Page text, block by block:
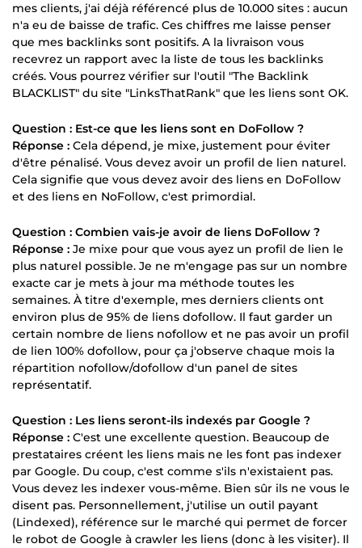
mes clients, j'ai déjà référencé plus de 10.000 sites : aucun
n'a eu de baisse de trafic. Ces chiffres me laisse penser
que mes backlinks sont positifs. A la livraison vous
recevrez un rapport avec la liste de tous les backlinks
créés. Vous pourrez vérifier sur l'outil "The Backlink
BLACKLIST" du site "LinksThatRank" que les liens sont OK.
Question : Est-ce que les liens sont en DoFollow ?
Réponse : Cela dépend, je mixe, justement pour éviter
d'être pénalisé. Vous devez avoir un profil de lien naturel.
Cela signifie que vous devez avoir des liens en DoFollow
et des liens en NoFollow, c'est primordial.
Question : Combien vais-je avoir de liens DoFollow ?
Réponse : Je mixe pour que vous ayez un profil de lien le
plus naturel possible. Je ne m'engage pas sur un nombre
exacte car je mets à jour ma méthode toutes les
semaines. À titre d'exemple, mes derniers clients ont
environ plus de 95% de liens dofollow. Il faut garder un
certain nombre de liens nofollow et ne pas avoir un profil
de lien 100% dofollow, pour ça j'observe chaque mois la
répartition nofollow/dofollow d'un panel de sites
représentatif.
Question : Les liens seront-ils indexés par Google ?
Réponse : C'est une excellente question. Beaucoup de
prestataires créent les liens mais ne les font pas indexer
par Google. Du coup, c'est comme s'ils n'existaient pas.
Vous devez les indexer vous-même. Bien sûr ils ne vous le
disent pas. Personnellement, j'utilise un outil payant
(Lindexed), référence sur le marché qui permet de forcer
le robot de Google à crawler les liens (donc à les visiter). Il